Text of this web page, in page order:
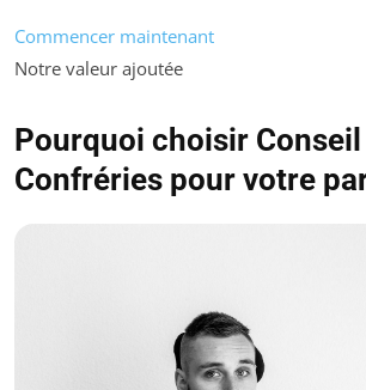
Commencer maintenant
Notre valeur ajoutée
Pourquoi choisir
Confréries pour votre